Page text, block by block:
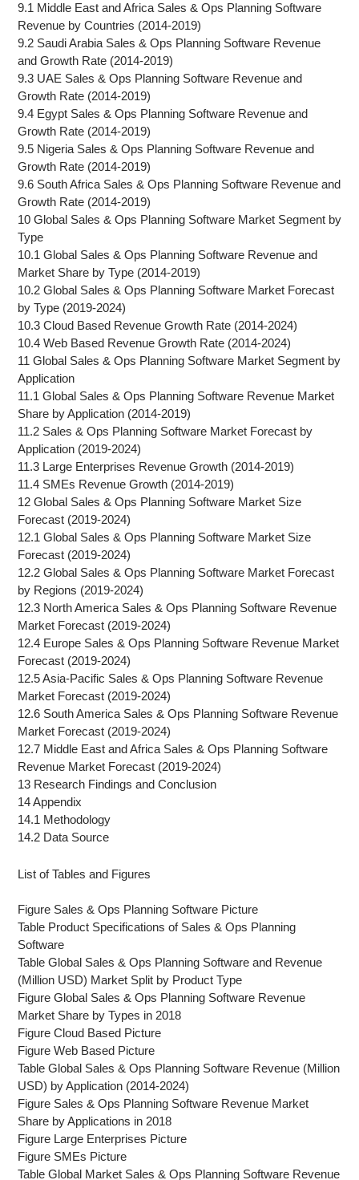
9.1 Middle East and Africa Sales & Ops Planning Software
Revenue by Countries (2014-2019)
9.2 Saudi Arabia Sales & Ops Planning Software Revenue
and Growth Rate (2014-2019)
9.3 UAE Sales & Ops Planning Software Revenue and
Growth Rate (2014-2019)
9.4 Egypt Sales & Ops Planning Software Revenue and
Growth Rate (2014-2019)
9.5 Nigeria Sales & Ops Planning Software Revenue and
Growth Rate (2014-2019)
9.6 South Africa Sales & Ops Planning Software Revenue and
Growth Rate (2014-2019)
10 Global Sales & Ops Planning Software Market Segment by
Type
10.1 Global Sales & Ops Planning Software Revenue and
Market Share by Type (2014-2019)
10.2 Global Sales & Ops Planning Software Market Forecast
by Type (2019-2024)
10.3 Cloud Based Revenue Growth Rate (2014-2024)
10.4 Web Based Revenue Growth Rate (2014-2024)
11 Global Sales & Ops Planning Software Market Segment by
Application
11.1 Global Sales & Ops Planning Software Revenue Market
Share by Application (2014-2019)
11.2 Sales & Ops Planning Software Market Forecast by
Application (2019-2024)
11.3 Large Enterprises Revenue Growth (2014-2019)
11.4 SMEs Revenue Growth (2014-2019)
12 Global Sales & Ops Planning Software Market Size
Forecast (2019-2024)
12.1 Global Sales & Ops Planning Software Market Size
Forecast (2019-2024)
12.2 Global Sales & Ops Planning Software Market Forecast
by Regions (2019-2024)
12.3 North America Sales & Ops Planning Software Revenue
Market Forecast (2019-2024)
12.4 Europe Sales & Ops Planning Software Revenue Market
Forecast (2019-2024)
12.5 Asia-Pacific Sales & Ops Planning Software Revenue
Market Forecast (2019-2024)
12.6 South America Sales & Ops Planning Software Revenue
Market Forecast (2019-2024)
12.7 Middle East and Africa Sales & Ops Planning Software
Revenue Market Forecast (2019-2024)
13 Research Findings and Conclusion
14 Appendix
14.1 Methodology
14.2 Data Source
List of Tables and Figures
Figure Sales & Ops Planning Software Picture
Table Product Specifications of Sales & Ops Planning
Software
Table Global Sales & Ops Planning Software and Revenue
(Million USD) Market Split by Product Type
Figure Global Sales & Ops Planning Software Revenue
Market Share by Types in 2018
Figure Cloud Based Picture
Figure Web Based Picture
Table Global Sales & Ops Planning Software Revenue (Million
USD) by Application (2014-2024)
Figure Sales & Ops Planning Software Revenue Market
Share by Applications in 2018
Figure Large Enterprises Picture
Figure SMEs Picture
Table Global Market Sales & Ops Planning Software Revenue